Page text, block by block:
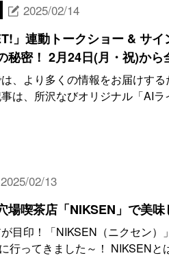
2025/02/14
」連動トークショー & サイ
秘密！ 2月24日(月・祝)か
、より多くの情報をお届けす
は、所沢なびオリジナル「AI
2025/02/13
場喫茶店「NIKSEN」で美
目印！「NIKSEN（ニクセン
行ってきました～！ NIKSENと